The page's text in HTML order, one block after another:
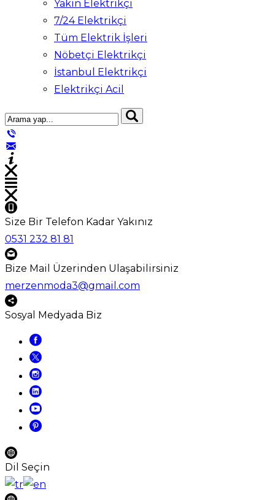
Yakın Elektrikçi
7/24 Elektrikçi
Tüm Elektrik İşleri
Nöbetçi Elektrikçi
İstanbul Elektrikçi
Elektrikçi Acil
Size Bir Telefon Kadar Yakınız
0531 232 81 81
Bize Mail Üzerinden Ulaşabilirsiniz
merzenmoda3@gmail.com
Sosyal Medyada Biz
Dil Seçin